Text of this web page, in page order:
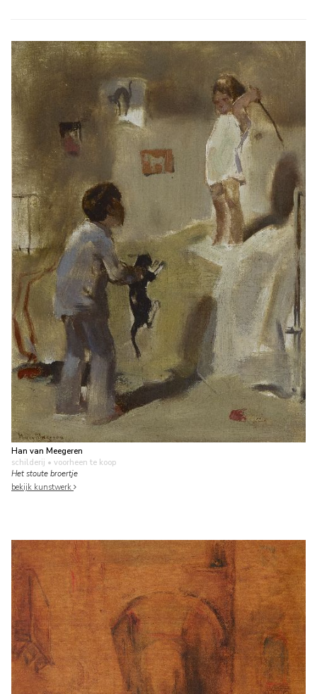
Han van Meegeren
schilderij • voorheen te koop
Het stoute broertje
bekijk kunstwerk